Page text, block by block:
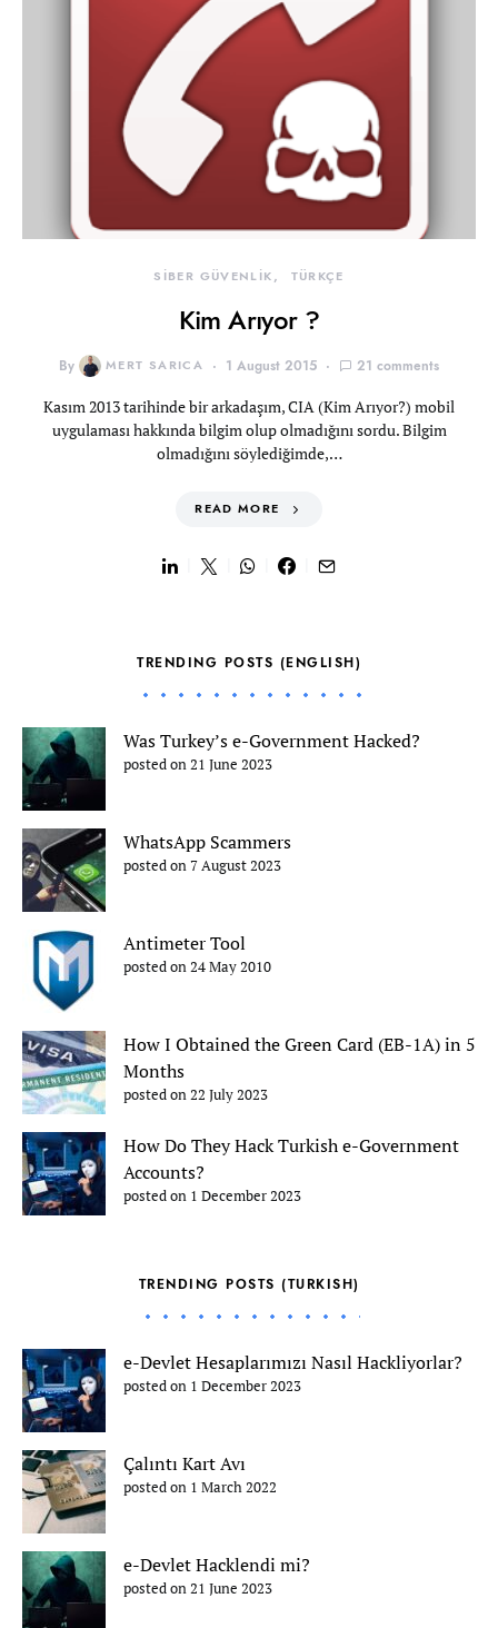
SİBER GÜVENLİK TÜRKÇE
Kim Arıyor ?
By MERT SARICA 1 August 2015 21 comments
Kasım 2013 tarihinde bir arkadaşım, CIA (Kim Arıyor?) mobil
uygulaması hakkında bilgim olup olmadığını sordu. Bilgim
olmadığını söylediğimde,…
READ MORE
TRENDING POSTS (ENGLISH)
Was Turkey’s e-Government Hacked?
posted on 21 June 2023
WhatsApp Scammers
posted on 7 August 2023
Antimeter Tool
posted on 24 May 2010
How I Obtained the Green Card (EB-1A) in 5
Months
posted on 22 July 2023
How Do They Hack Turkish e-Government
Accounts?
posted on 1 December 2023
TRENDING POSTS (TURKISH)
e-Devlet Hesaplarımızı Nasıl Hackliyorlar?
posted on 1 December 2023
Çalıntı Kart Avı
posted on 1 March 2022
e-Devlet Hacklendi mi?
posted on 21 June 2023